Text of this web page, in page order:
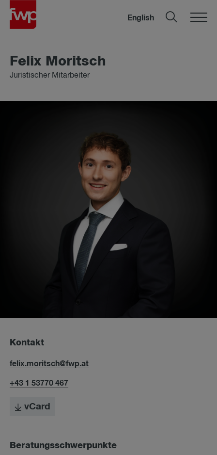
English
Fe­lix Mo­ritsch
Juristischer Mitarbeiter
Kontakt
felix.moritsch@fwp.at
+43 1 53770 467
vCard
Beratungsschwerpunkte